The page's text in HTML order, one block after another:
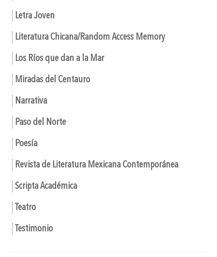
Letra Joven
Literatura Chicana/Random Access Memory
Los Ríos que dan a la Mar
Miradas del Centauro
Narrativa
Paso del Norte
Poesía
Revista de Literatura Mexicana Contemporánea
Scripta Académica
Teatro
Testimonio